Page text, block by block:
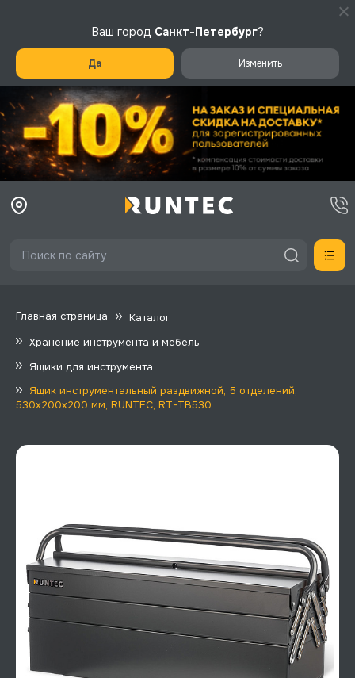
Ваш город Санкт-Петербург?
Да Изменить
Главная страница
Каталог
Хранение инструмента и мебель
Ящики для инструмента
Ящик инструментальный раздвижной, 5 отделений,
530x200x200 мм, RUNTEC, RT-TB530